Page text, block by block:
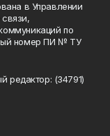
в Управлении
по
номер ПИ № ТУ
редактор: (34791)